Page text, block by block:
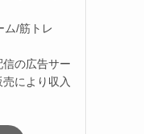
ム/筋トレ
の広告サー
により収入